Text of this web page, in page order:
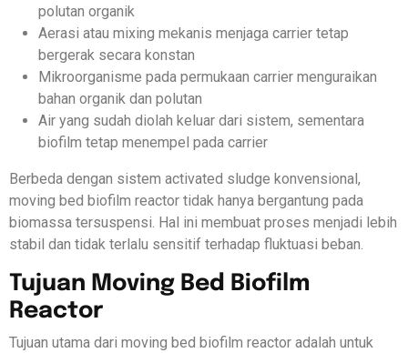
polutan organik
Aerasi atau mixing mekanis menjaga carrier tetap
bergerak secara konstan
Mikroorganisme pada permukaan carrier menguraikan
bahan organik dan polutan
Air yang sudah diolah keluar dari sistem, sementara
biofilm tetap menempel pada carrier
Berbeda dengan sistem activated sludge konvensional,
moving bed biofilm reactor tidak hanya bergantung pada
biomassa tersuspensi. Hal ini membuat proses menjadi lebih
stabil dan tidak terlalu sensitif terhadap fluktuasi beban.
Tujuan Moving Bed Biofilm
Reactor
Tujuan utama dari moving bed biofilm reactor adalah untuk